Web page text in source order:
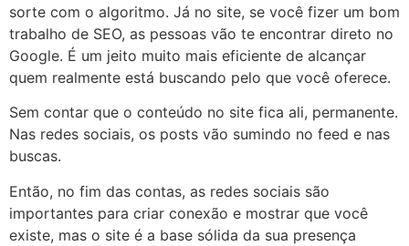
sorte com o algoritmo. Já no site, se você fizer um bom
trabalho de SEO, as pessoas vão te encontrar direto no
Google. É um jeito muito mais eficiente de alcançar
quem realmente está buscando pelo que você oferece.
Sem contar que o conteúdo no site fica ali, permanente.
Nas redes sociais, os posts vão sumindo no feed e nas
buscas.
Então, no fim das contas, as redes sociais são
importantes para criar conexão e mostrar que você
existe, mas o site é a base sólida da sua presença